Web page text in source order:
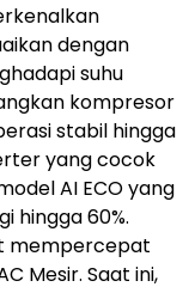
dengan
suhu
kompresor
stabil hingga
yang cocok
AI ECO yang
hingga 60%.
mempercepat
Mesir. Saat ini,